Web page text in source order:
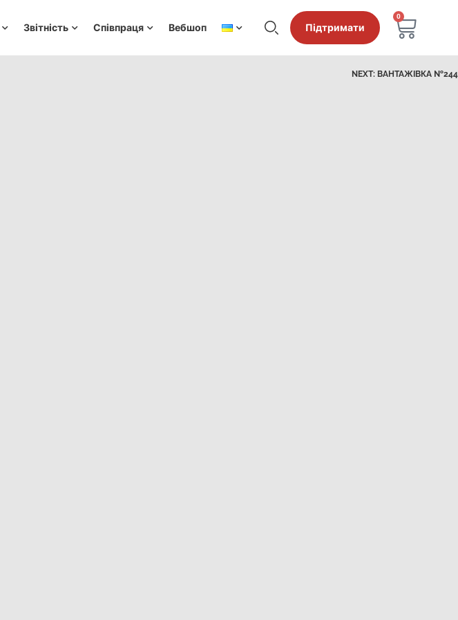
Звітність Співпраця Вебшоп Підтримати
0
NEXT: ВАНТАЖІВКА №244